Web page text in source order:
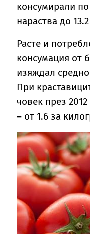
консумирали по
нараства до
Расте и
консумация от
изяждал
При
човек през
– от 1.6 за